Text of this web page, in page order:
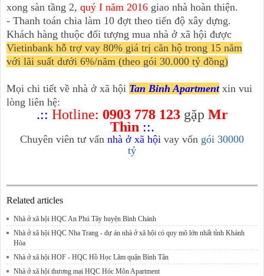
xong sàn tầng 2, quý I năm 2016 giao nhà hoàn thiện.
- Thanh toán chia làm 10 đợt theo tiến độ xây dựng.
Khách hàng thuộc đối tượng mua nhà ở xã hội được
Vietinbank hỗ trợ vay 80% giá trị căn hộ trong 15 năm
với lãi suất dưới 6%/năm (theo gói 30.000 tỷ đồng)
Mọi chi tiết về nhà ở xã hội Tan Binh Apartmentxin vui
lòng liên hệ:
.:: Hotline: 0903 778 123gặp Mr
Thìn ::.
Chuyên viên tư vấn nhà ở xã hội vay vốn gói 30000
tỷ
Related articles
Nhà ở xã hội HQC An Phú Tây huyện Bình Chánh
Nhà ở xã hội HQC Nha Trang - dự án nhà ở xã hội có quy mô lớn nhất tỉnh Khánh
Hòa
Nhà ở xã hội HOF - HQC Hồ Học Lãm quận Bình Tân
Nhà ở xã hội thương mại HQC Hóc Môn Apartment